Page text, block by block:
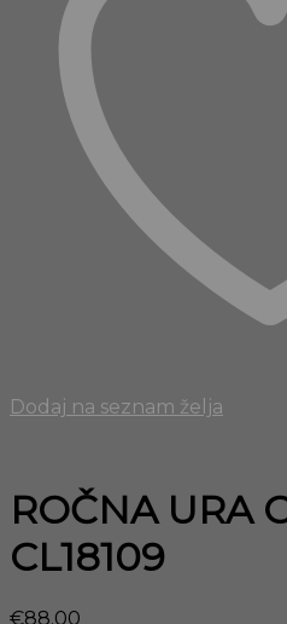
Dodaj na seznam želja
ROČNA URA
CL18109
€88.00